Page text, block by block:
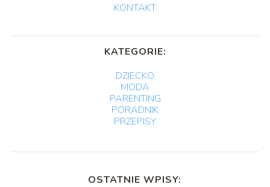
KONTAKT
KATEGORIE:
DZIECKO
MODA
PARENTING
PORADNIK
PRZEPISY
OSTATNIE WPISY: